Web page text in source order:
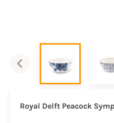
Royal Delft Peacock